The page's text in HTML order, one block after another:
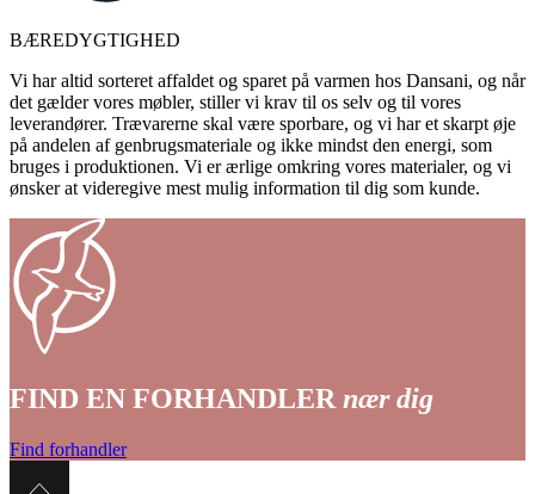
BÆREDYGTIGHED
Vi har altid sorteret affaldet og sparet på varmen hos Dansani, og når
det gælder vores møbler, stiller vi krav til os selv og til vores
leverandører. Trævarerne skal være sporbare, og vi har et skarpt øje
på andelen af genbrugsmateriale og ikke mindst den energi, som
bruges i produktionen. Vi er ærlige omkring vores materialer, og vi
ønsker at videregive mest mulig information til dig som kunde.
FIND EN FORHANDLER nær dig
Find forhandler